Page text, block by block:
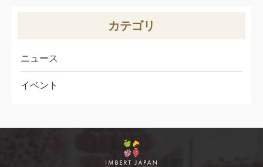
カテゴリ
ニュース
イベント